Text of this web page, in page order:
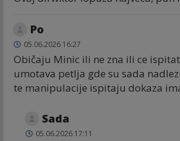
Po
05.06.2026 16:27
Običaju Minic ili ne zna ili ce
umotava petlja gde su sada
te manipulacije ispitaju dokaza
Sada
05.06.2026 17:11